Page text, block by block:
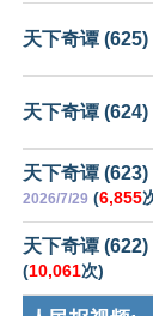
天下奇谭
天下奇谭 (624)
天下奇谭
2026/7/29 (6,855
天下奇谭
(10,061次)